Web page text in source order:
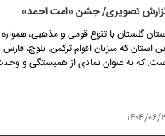
تصویری/ جشن «امت احمد»
گلستان با تنوع قومی و مذهبی‌،
استان که میزبان اقوام ترکمن،
که به‌ عنوان نمادی از همبستگی و
۰۶/۲۰